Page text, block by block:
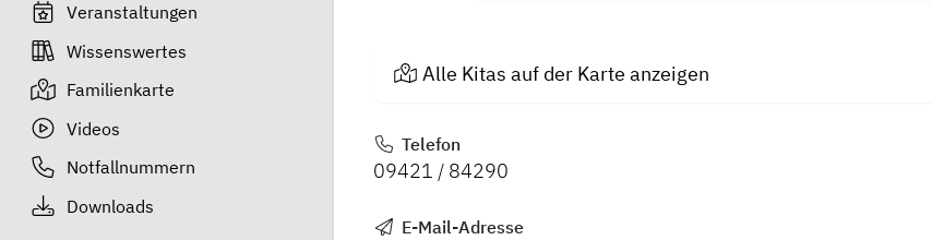
Veranstaltungen
Wissenswertes
Familienkarte
Videos
Notfallnummern
Downloads
Alle Kitas auf der Karte anzeigen
Telefon
09421 / 84290
E-Mail-Adresse